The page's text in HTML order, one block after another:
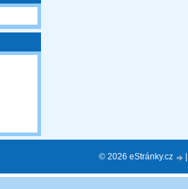
© 2026 eStránky.cz